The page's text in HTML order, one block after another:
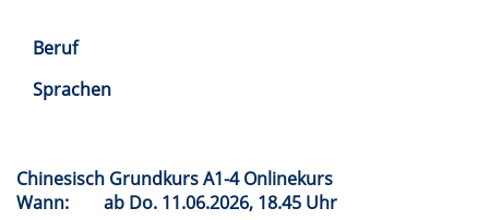
Beruf
Sprachen
Chinesisch Grundkurs A1-4 Onlinekurs
Wann:
ab Do. 11.06.2026, 18.45 Uhr